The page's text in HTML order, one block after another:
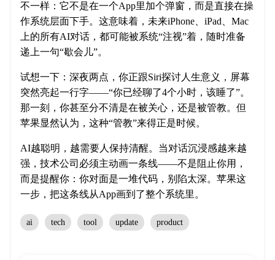
不一样：它不是在一个App里加个弹窗，而是直接在操
作系统层面下手。这意味着，未来iPhone、iPad、Mac
上的所有AI对话，都可能被系统“注视”着，随时准备
递上一句“歇会儿”。
试想一下：深夜两点，你正跟Siri探讨人生意义，屏幕
突然亮起一行字——“你已经聊了4个小时，该睡了”。
那一刻，你甚至分不清是在被关心，还是被管教。但
苹果显然认为，这种“管教”来得正是时候。
AI越聪明，越需要人保持清醒。当对话沉浸感越来越
强，技术公司必须主动画一条线——不是阻止你用，
而是提醒你：你对面是一堆代码，别陷太深。苹果这
一步，把这条线从App画到了整个系统里。
ai tech tool update product